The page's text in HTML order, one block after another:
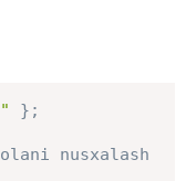
} ;
nusxalash